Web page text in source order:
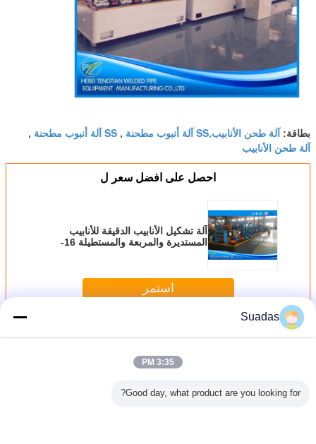
بطاقة: آلة طحن الأنابيب,SS آلة أنبوب مطحنة , SS آلة أنبوب مطحنة ,
آلة طحن الأنابيب
احصل على افضل سعر ل
آلة تشكيل الأنابيب الدقيقة للأنابيب
المستديرة والمربعة والمستطيلة 16-
استمر
أكثرالدقة أنبوب مطحنة
Suadas
3:35 PM
Good day, what product are you looking for?